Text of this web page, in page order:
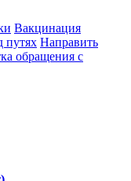
Вакцинация
путях Направить
обращения с